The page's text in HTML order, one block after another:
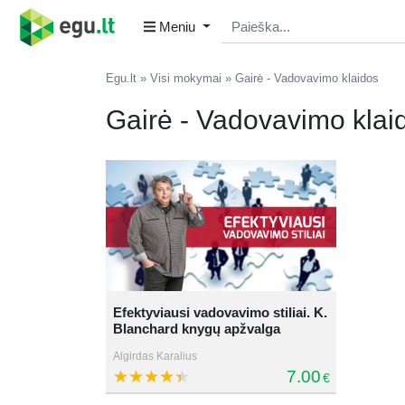
Meniu
Egu.lt Visi mokymai Gairė - Vadovavimo klaidos
Gairė - Vadovavimo
Efektyviausi vadovavimo stiliai. K.
Blanchard knygų apžvalga
Algirdas Karalius
7.00€